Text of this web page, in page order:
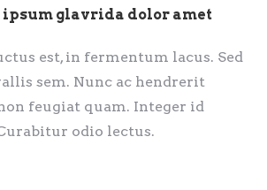
ipsum glavrida dolor amet
est, in fermentum lacus. Sed
sem. Nunc ac hendrerit
feugiat quam. Integer id
odio lectus.